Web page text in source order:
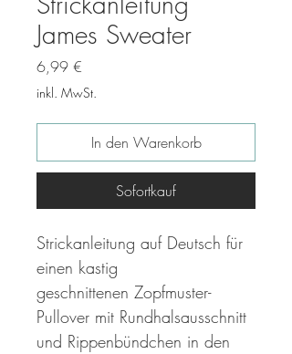
James Sweater
6,99 €
inkl. MwSt.
In den Warenkorb
Sofortkauf
Strickanleitung auf Deutsch für
einen kastig
geschnittenen Zopfmuster-
Pullover mit Rundhalsausschnitt
und Rippenbündchen in den